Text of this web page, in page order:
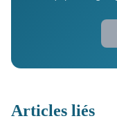
Articles liés